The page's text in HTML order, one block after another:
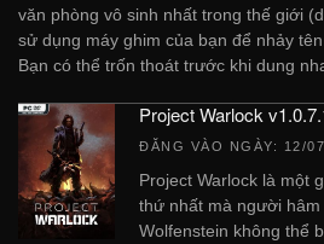
văn phòng vô sinh nhất trong thế giới
sử dụng máy ghim của bạn để nhảy
Bạn có thể trốn thoát trước khi dung
Project Warlock
ĐĂNG VÀO NGÀY: 12/
Project Warlock là một
thứ nhất mà người
Wolfenstein không thể